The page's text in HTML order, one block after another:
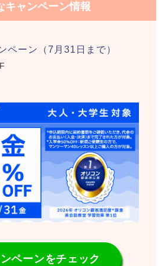
キャンペーン情報
ペーン（7月31日まで）
ペーンをチェック